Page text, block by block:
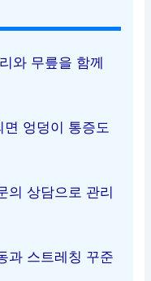
와 무릎을 함께
엉덩이 통증도
의 상담으로 관리
과 스트레칭 꾸준